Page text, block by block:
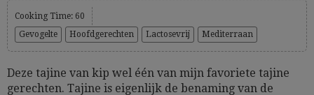
Cooking Time: 60
Gevogelte
Hoofdgerechten Lactosevrij Mediterraan
Deze tajine van kip wel één van mijn favoriete tajine
gerechten. Tajine is eigenlijk de benaming van de